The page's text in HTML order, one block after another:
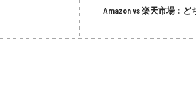
Amazon vs 楽天市場：